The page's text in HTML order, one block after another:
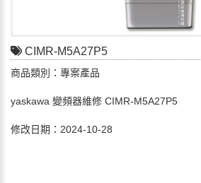
CIMR-M5A27P5
商品類別：專案產品
yaskawa 變頻器維修 CIMR-M5A27P5
修改日期：2024-10-28